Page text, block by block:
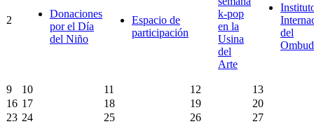
2
Donaciones
por el Día
del Niño
Espacio de
participación
k-pop
en la
Usina
del
Arte
del
9 10 11 12
13
16 17 18 19
20
23 24 25 26
27